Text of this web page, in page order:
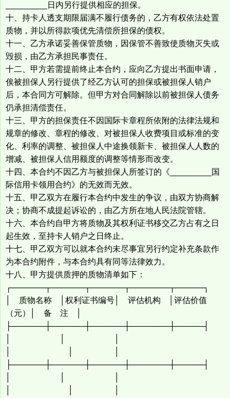
_________日内另行提供相应的担保。
十、持卡人透支期限届满不履行债务的，乙方有权依法处置
质物，并以所得款项优先清偿所担保的债权。
十一、乙方承诺妥善保管质物，因保管不善致使质物灭失或
毁损，由乙方承担民事责任。
十二、甲方若需提前终止本合约，应向乙方提出书面申请，
俟被担保人另行提供了经乙方认可的担保或被担保人销户
后，本合同方可解除。但甲方对合同解除以前被担保人债务
仍承担清偿责任。
十三、甲方的担保责任不因国际卡章程所依附的法律法规和
规章的修改、章程的修改、对被担保人收费项目或标准的变
化、利率的调整、被担保人中途换领新卡、被担保人人数的
增减、被担保人信用额度的调整等情形而改变。
十四、本合约不因乙方与被担保人所签订的《_________国
际信用卡领用合约》的无效而无效。
十五、甲乙双方在履行本合约中发生的争议，由双方协商解
决；协商不成提起诉讼的，由乙方所在地人民法院管辖。
十六、本合约自甲方将质物及其权利证书移交乙方占有之日
起生效，至持卡人销户之日终止。
十七、甲乙双方可以就本合约未尽事宜另行约定补充条款作
为本合约附件，与本合约具有同等法律效力。
十八、甲方提供质押的质物清单如下：
┌──────┬──────┬──────┬───────┬─────┐
│ 质物名称 │权利证书编号│ 评估机构 │评估价值
（元）│ 备 注 │
├──────┼──────┼──────┼───────┼─────┤
├──────┼──────┼──────┼───────┼─────┤